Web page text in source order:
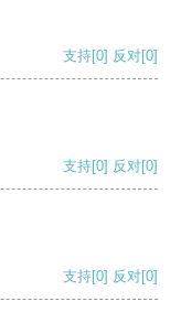
支持[0] 反对[0]
支持[0] 反对[0]
支持[0] 反对[0]